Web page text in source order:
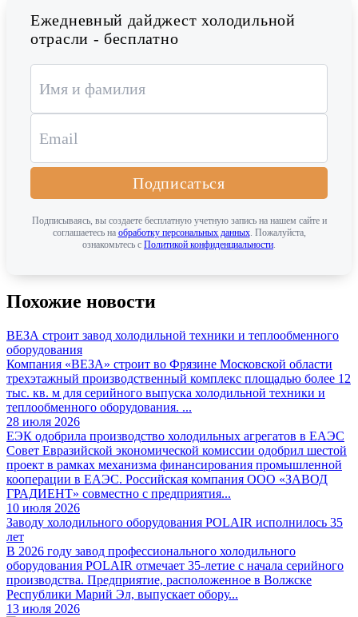
Ежедневный дайджест холодильной
отрасли - бесплатно
Подписаться
Подписываясь, вы создаете бесплатную учетную запись на нашем сайте и
соглашаетесь на обработку персональных данных. Пожалуйста,
ознакомьтесь с Политикой конфиденциальности.
Похожие новости
ВЕЗА строит завод холодильной техники и теплообменного
оборудования
Компания «ВЕЗА» строит во Фрязине Московской области
трехэтажный производственный комплекс площадью более 12
тыс. кв. м для серийного выпуска холодильной техники и
теплообменного оборудования. ...
28 июля 2026
ЕЭК одобрила производство холодильных агрегатов в ЕАЭС
Совет Евразийской экономической комиссии одобрил шестой
проект в рамках механизма финансирования промышленной
кооперации в ЕАЭС. Российская компания ООО «ЗАВОД
ГРАДИЕНТ» совместно с предприятия...
10 июля 2026
Заводу холодильного оборудования POLAIR исполнилось 35
лет
В 2026 году завод профессионального холодильного
оборудования POLAIR отмечает 35-летие с начала серийного
производства. Предприятие, расположенное в Волжске
Республики Марий Эл, выпускает обору...
13 июля 2026